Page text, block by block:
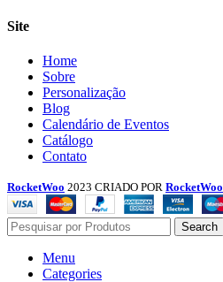
Site
Menu
Home
Sobre
Personalização
Blog
Calendário de Eventos
Catálogo
Contato
RocketWoo 2023 CRIADO POR RocketWoo
Search
Menu
Categories